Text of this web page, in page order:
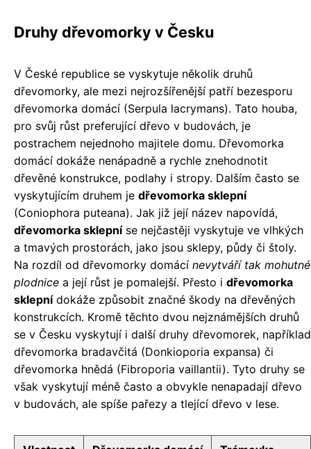
Druhy dřevomorky v Česku
V České republice se vyskytuje několik druhů
dřevomorky, ale mezi nejrozšířenější patří bezesporu
dřevomorka domácí (Serpula lacrymans). Tato houba,
pro svůj růst preferující dřevo v budovách, je
postrachem nejednoho majitele domu. Dřevomorka
domácí dokáže nenápadně a rychle znehodnotit
dřevěné konstrukce, podlahy i stropy. Dalším často se
vyskytujícím druhem je dřevomorka sklepní
(Coniophora puteana). Jak již její název napovídá,
dřevomorka sklepníse nejčastěji vyskytuje ve vlhkých
a tmavých prostorách, jako jsou sklepy, půdy či štoly.
Na rozdíl od dřevomorky domácí nevytváří tak mohutné
plodnice a její růst je pomalejší. Přesto i dřevomorka
sklepnídokáže způsobit značné škody na dřevěných
konstrukcích. Kromě těchto dvou nejznámějších druhů
se v Česku vyskytují i další druhy dřevomorek, například
dřevomorka bradavčitá (Donkioporia expansa) či
dřevomorka hnědá (Fibroporia vaillantii). Tyto druhy se
však vyskytují méně často a obvykle nenapadají dřevo
v budovách, ale spíše pařezy a tlející dřevo v lese.